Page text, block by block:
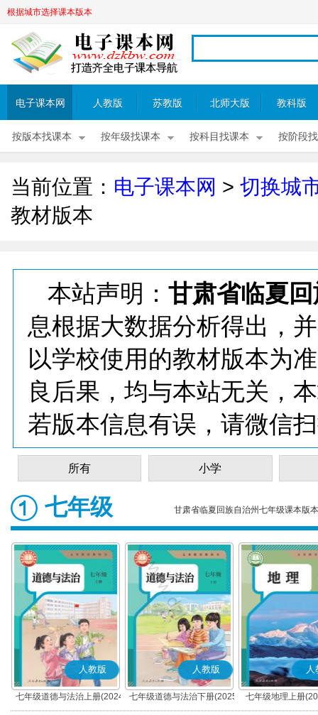
根据城市选择课本版本
电子课本网 人教版 苏教版 北师大版 教科版
按版本找课本 按年级找课本 按科目找课本 按阶段
当前位置： 电子课本网 > 切换城
教材版本
本站声明： 甘肃省临夏
息根据大数据分析得出，
以学校使用的教材版本为
良后果，均与本站无关，
若版本信息有误，请微信
所有 小学
七年级 甘肃省临夏回族自治州七年级课本版本
人教版
七年级道德与法治上册(2024
秋版)(部编版)
人教版
七年级道德与法治下册(2025
春版)(部编版)
人
七年级地理上册